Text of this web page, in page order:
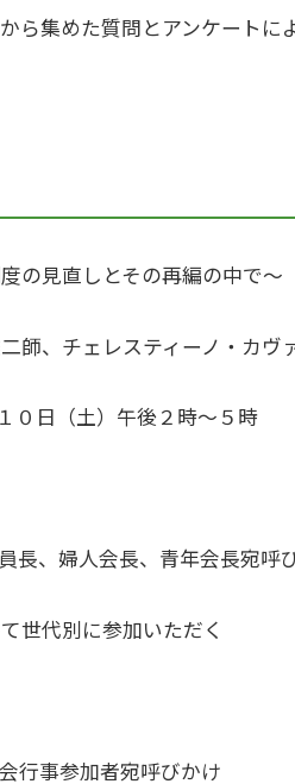
集めた質問とアンケートに
の見直しとその再編の中で～
、チェレスティーノ・カヴ
０日（土）午後２時～５時
長、婦人会長、青年会長宛呼
に参加いただく
参加者宛呼びかけ